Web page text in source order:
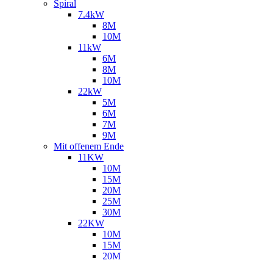
Spiral
7.4kW
8M
10M
11kW
6M
8M
10M
22kW
5M
6M
7M
9M
Mit offenem Ende
11KW
10M
15M
20M
25M
30M
22KW
10M
15M
20M